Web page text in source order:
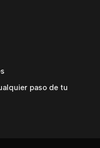
paso de tu